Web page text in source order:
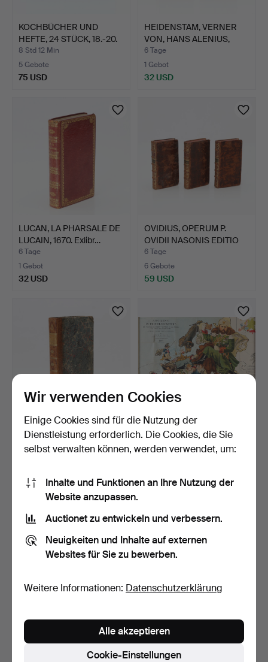
KOCHBÜCHER UND
HEFTE, 24 STÜCK, 18.-20.
Ja…
8 Std 12 Min
5 Gebote
75 USD
HEIDENSTAM, VERNER
VON, HANS ALENIUS,
1892…
6 Tage
1 Gebot
32 USD
LUCAN, LA PHARSALE DE
LUCAIN, 1670. Exlibr…
6 Tage
1 Gebot
32 USD
OVIDIUS, OPERUM P.
OVIDII NASONIS EDITIO
N…
6 Tage
6 Gebote
59 USD
OVIDIUS,
METAMORPHOSEN, 1820.
Exlibris von…
6 Tage
106 USD
FRED ROSE. Lithografierte
Karte. "Angling …
1 Tag
660 USD
AUTOMOBILKLUBBENS
KARTE ÜBER SCHW…
ALEXANDRE DUMAS FILS,
CAS DE RUPTURE. 1892…
6 Tage
Wir verwenden Cookies
Einige Cookies sind für die Nutzung der
Dienstleistung erforderlich. Die Cookies, die Sie
selbst verwalten können, werden verwendet, um:
Inhalte und Funktionen an Ihre Nutzung der
Website anzupassen.
Auctionet zu entwickeln und verbessern.
Neuigkeiten und Inhalte auf externen
Websites für Sie zu bewerben.
Weitere Informationen: Datenschutzerklärung
Cookie-Einstellungen
Alle akzeptieren